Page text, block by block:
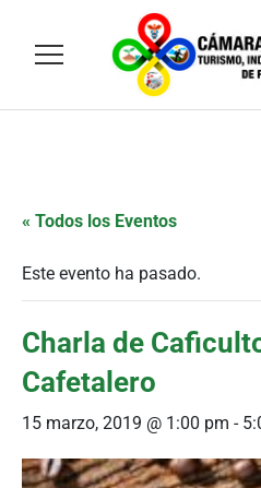
« Todos los Eventos
Este evento ha pasado.
Charla de
Cafetalero
15 marzo, 2019 @ 1:00 pm -